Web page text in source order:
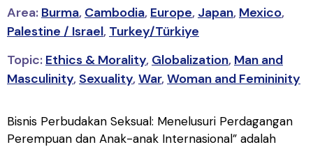
Area: Burma, Cambodia, Europe, Japan, Mexico,
Palestine / Israel, Turkey/Türkiye
Topic: Ethics & Morality, Globalization, Man and
Masculinity, Sexuality,War,Woman and Femininity
Bisnis Perbudakan Seksual: Menelusuri Perdagangan
Perempuan dan Anak-anak Internasional” adalah